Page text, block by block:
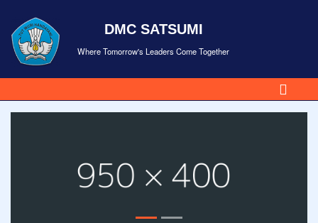
DMC SATSUMI
Where Tomorrow's Leaders Come Together